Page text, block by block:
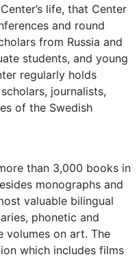
life, that Center
and round
from Russia and
students, and young
regularly holds
journalists,
of the Swedish
than 3,000 books in
monographs and
valuable bilingual
phonetic and
volumes on art. The
which includes films